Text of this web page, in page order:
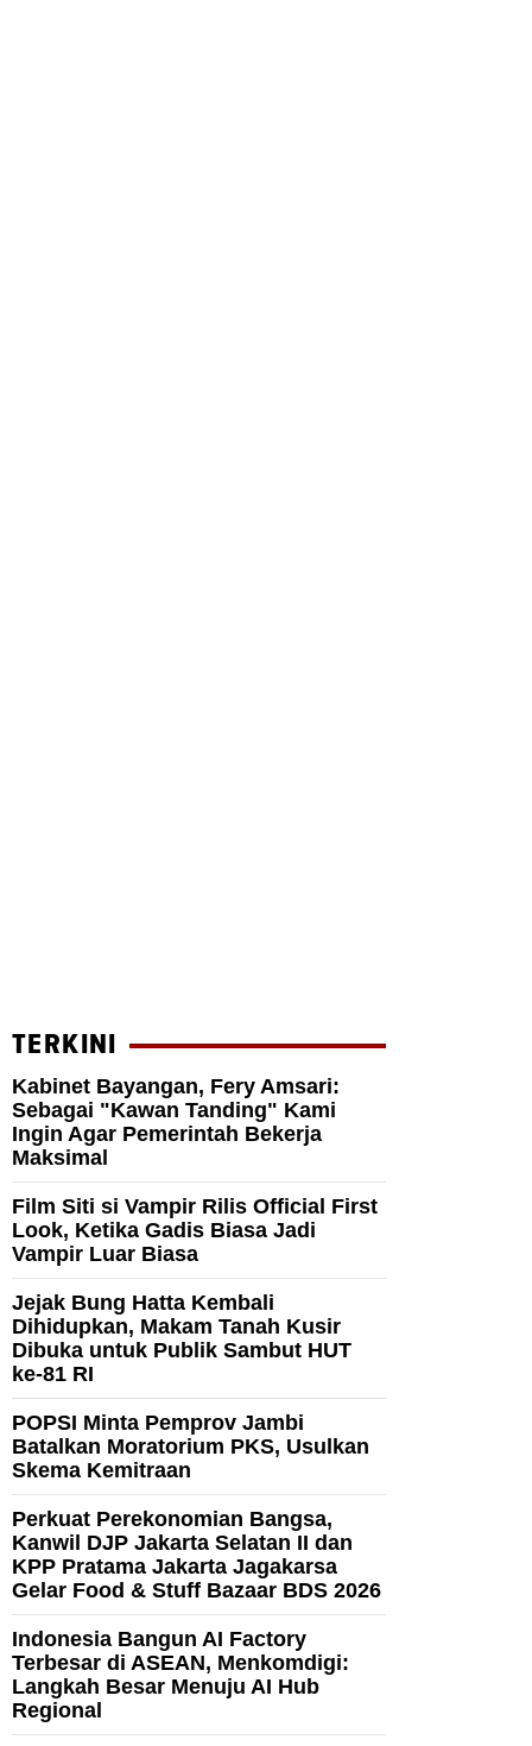
TERKINI
Kabinet Bayangan, Fery Amsari:
Sebagai "Kawan Tanding" Kami
Ingin Agar Pemerintah Bekerja
Maksimal
Film Siti si Vampir Rilis Official First
Look, Ketika Gadis Biasa Jadi
Vampir Luar Biasa
Jejak Bung Hatta Kembali
Dihidupkan, Makam Tanah Kusir
Dibuka untuk Publik Sambut HUT
ke-81 RI
POPSI Minta Pemprov Jambi
Batalkan Moratorium PKS, Usulkan
Skema Kemitraan
Perkuat Perekonomian Bangsa,
Kanwil DJP Jakarta Selatan II dan
KPP Pratama Jakarta Jagakarsa
Gelar Food & Stuff Bazaar BDS 2026
Indonesia Bangun AI Factory
Terbesar di ASEAN, Menkomdigi:
Langkah Besar Menuju AI Hub
Regional